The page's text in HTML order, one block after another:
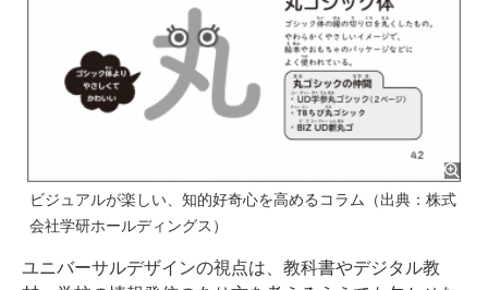
ビジュアルが楽しい、知的好奇心を高めるコラム（出典：株式
会社学研ホールディングス）
ユニバーサルデザインの視点は、教科書やデジタル教